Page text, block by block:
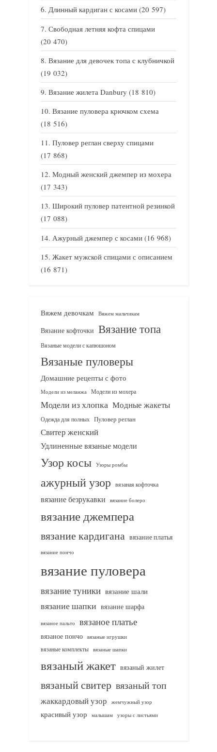
Длинный кардиган с косами (20 597)
Свободная летняя кофта спицами
(20 470)
Вязание для девочек топа с клубничкой
(19 032)
Вязание жилета Danbury (18 810)
Вязание пуловера крючком схема
(18 516)
Пуловер реглан сверху спицами
(17 868)
Модный женский джемпер из мохера
(17 343)
Широкий пуловер патентной резинкой
(17 088)
Ажурный джемпер с косами (16 968)
Жакет мужской спицами с описанием
(16 871)
Вяжем девочкам Вяжем мальчикам
Вязание кофточки Вязание топа
Вязаные модели с капюшоном
Вязаные пуловеры
Домашние рецепты с фото
Модели из меланжа Модели из мохера
Модели из хлопка Модные жакеты
Одежда для полных Пуловер реглан
Свитер женский
Удлиненные вязаные модели
Узор косы Узоры ромбы
ажурный узор вязаная кофточка
вязание безрукавки вязание болеро
вязание джемпера
вязание кардигана вязание платья
вязание пончо
вязание пуловера
вязание туники вязание шали
вязание шапки вязание шарфа
вязаное пальто вязаное платье
вязаное пончо вязаные игрушки
вязаные комплекты
вязаные шапки
вязаный жакет вязаный жилет
вязаный свитер вязаный топ
жаккардовый узор жемчужный узор
красивый узор малышам узоры с листьями